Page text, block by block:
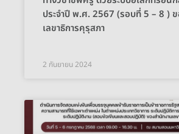
ประจำปี พ.ศ. 2567 (รอบที่ 5 – 8 )
เลขาธิการคุรุสภา
2 กันยายน 2024